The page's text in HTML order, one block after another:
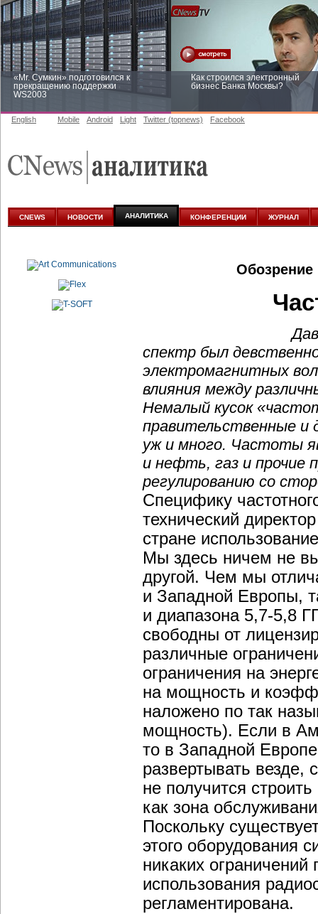
«Mr. Сумкин» подготовился к
прекращению поддержки
WS2003
Как строился электронный
бизнес Банка Москвы?
аналитике
English Mobile Android Light Twitter (topnews) Facebook
CNEWS НОВОСТИ АНАЛИТИКА КОНФЕРЕНЦИИ ЖУРНАЛ
Обозрение
спектр был
электромагнитных
влияния между
Немалый кусок
правительственные и
уж и много. Частоты
и нефть, газ и
регулированию со
Специфику
технический
стране
Мы здесь ничем не
другой. Чем мы
и Западной Европы,
и диапазона 5,7-5,8
свободны от
различные
ограничения на
на мощность и
наложено по так
мощность). Если в
то в Западной
развертывать везде,
не получится
как зона
Поскольку
этого оборудования
никаких
использования
регламентирована.